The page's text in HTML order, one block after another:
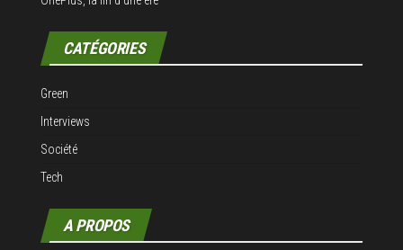
CATÉGORIES
Green
Interviews
Société
Tech
A PROPOS